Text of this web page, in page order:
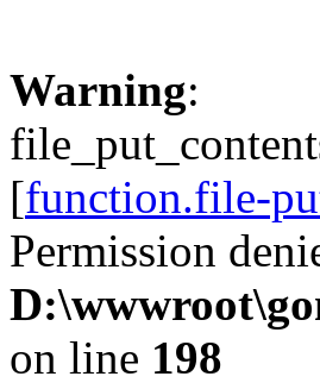
Warning:
[function.file-
Permission
on line 198